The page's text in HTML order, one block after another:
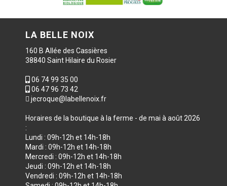
LA BELLE NOIX
160 B Allée des Cassières
38840 Saint Hilaire du Rosier
06 74 99 35 00
06 47 96 73 42
jecroque@labellenoix.fr
Horaires de la boutique à la ferme - de mai à août 2026
:
Lundi : 09h-12h et 14h-18h
Mardi : 09h-12h et 14h-18h
Mercredi : 09h-12h et 14h-18h
Jeudi : 09h-12h et 14h-18h
Vendredi : 09h-12h et 14h-18h